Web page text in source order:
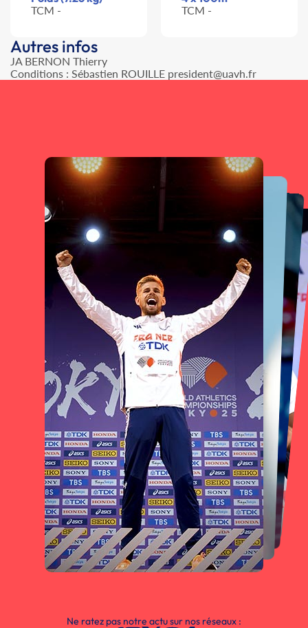
TCM - TCM -
Autres infos
JA BERNON Thierry
Conditions : Sébastien ROUILLE president@uavh.fr
Ne ratez pas notre actu sur nos réseaux :